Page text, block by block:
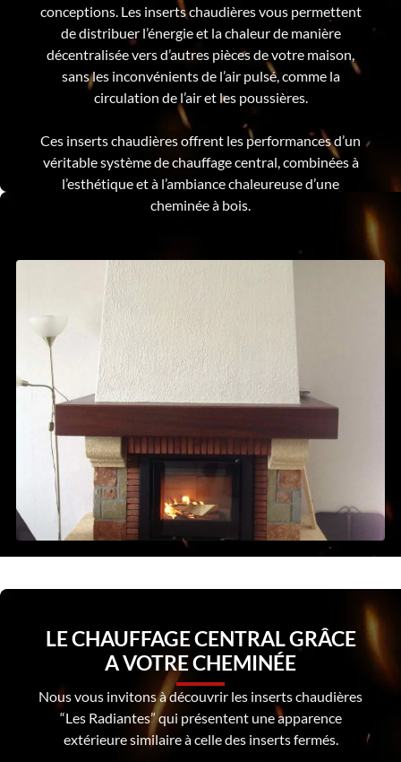
conceptions. Les inserts chaudières vous permettent
de distribuer l’énergie et la chaleur de manière
décentralisée vers d’autres pièces de votre maison,
sans les inconvénients de l’air pulsé, comme la
circulation de l’air et les poussières.
Ces inserts chaudières offrent les performances d’un
véritable système de chauffage central, combinées à
l’esthétique et à l’ambiance chaleureuse d’une
cheminée à bois.
LE CHAUFFAGE CENTRAL GRÂCE
A VOTRE CHEMINÉE
Nous vous invitons à découvrir les inserts chaudières
“Les Radiantes” qui présentent une apparence
extérieure similaire à celle des inserts fermés.